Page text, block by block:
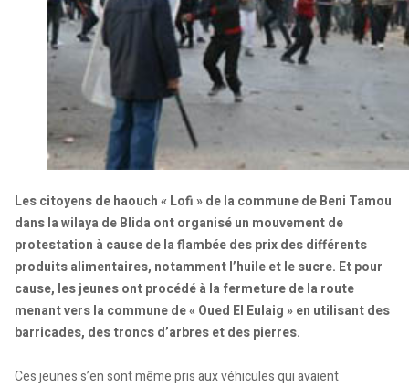
Les citoyens de haouch « Lofi » de la commune de Beni Tamou
dans la wilaya de Blida ont organisé un mouvement de
protestation à cause de la flambée des prix des différents
produits alimentaires, notamment l’huile et le sucre. Et pour
cause, les jeunes ont procédé à la fermeture de la route
menant vers la commune de « Oued El Eulaig » en utilisant des
barricades, des troncs d’arbres et des pierres.
Ces jeunes s’en sont même pris aux véhicules qui avaient